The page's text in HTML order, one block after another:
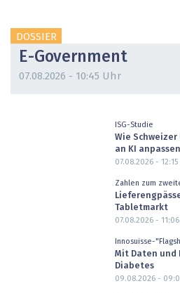
DOSSIER
E-Government
07.08.2026 - 10:45 Uhr
ISG-Studie
Wie
an KI anpassen
07.08.2026 - 12:15
Zahlen zum
Tabletmarkt
07.08.2026 - 11:06
Innosuisse-
Mit Daten und
Diabetes
09.08.2026 -